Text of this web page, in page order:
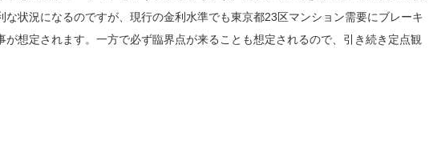
な状況になるのですが、現行の金利水準でも東京都23区マンション需要にブレーキ
が想定されます。一方で必ず臨界点が来ることも想定されるので、引き続き定点観